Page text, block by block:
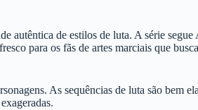
autêntica de estilos de luta. A série
para os fãs de artes marciais que
As sequências de luta são bem